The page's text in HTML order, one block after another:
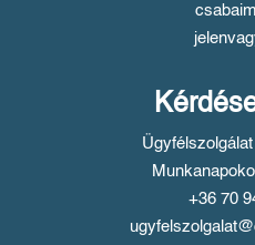
+36 70